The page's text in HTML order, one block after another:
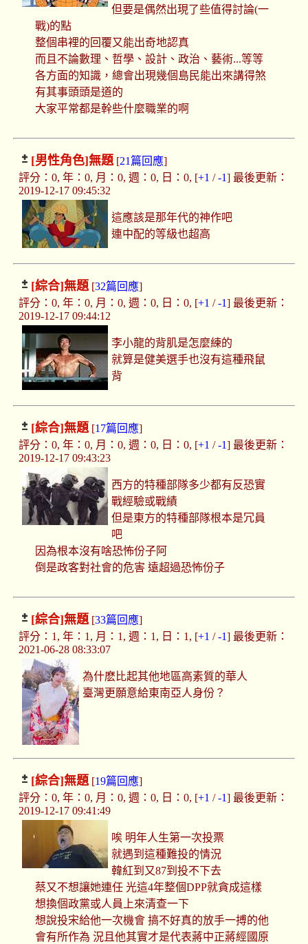
但要是偶然出現了些值得討論(一
戰)的點
整個串裡的回覆又能出奇地認真
而且不論數理、哲學、設計、政治、藝術...等等
各方面的知識，總會出現幾個島民能出來講得煞
有其事頭頭是道的
大家平常都是幹些什麼職業的啊
[男性角色]無題[21篇回應]
評分：0, 年：0, 月：0, 週：0, 日：0, [+1 /-1] 最後更新：
2019-12-17 09:45:32
這應該是那年代的神作吧
連中配的等級也超高
[綜合]無題[32篇回應]
評分：0, 年：0, 月：0, 週：0, 日：0, [+1 /-1] 最後更新：
2019-12-17 09:44:12
李小龍的背肌是怎麼練的
就算是健美選手也沒有這種飛鼠
背
[綜合]無題[17篇回應]
評分：0, 年：0, 月：0, 週：0, 日：0, [+1 /-1] 最後更新：
2019-12-17 09:43:23
西方的特種部隊多少都有反恐實
戰經驗或戰績
但是東方的特種部隊根本是冗員
吧
因為根本沒有啥恐怖份子阿
倒是政客對社會的危害 遠超過恐怖份子
[綜合]無題[33篇回應]
評分：1, 年：1, 月：1, 週：1, 日：1, [+1 /-1] 最後更新：
2021-06-28 08:33:07
為什麽比起其他地區高素質的華人
臺灣更願意給東南亞人身份？
[綜合]無題[19篇回應]
評分：0, 年：0, 月：0, 週：0, 日：0, [+1 /-1] 最後更新：
2019-12-17 09:41:49
唉 明年人生第一次投票
就遇到這種難投的情況
韓紅到又87到投不下去
蔡又不想讓她連任 光這4年整個DPP就貪成這樣
想換個政黨或人員上來清查一下
想說投宋給他一次機會 搞不好真的放手一搏的他
會有所作為 況且他其實才是代表蔣中正蔣經國原